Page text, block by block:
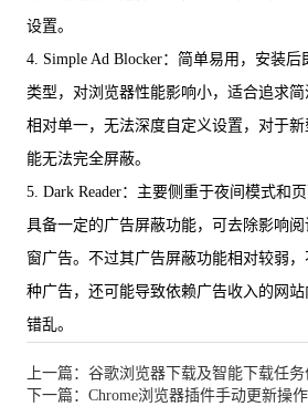
设置。
4. Simple Ad Blocker：简单易用，安装
类型，对浏览器性能影响小，适合追求
相对单一，无法深度自定义设置，对于新
能无法完全屏蔽。
5. Dark Reader：主要侧重于夜间模式和
具备一定的广告屏蔽功能，可去除影响
窗广告。不过其广告屏蔽功能相对较弱
种广告，还可能导致依赖广告收入的网
错乱。
上一篇：谷歌浏览器下载及智能下载任
下一篇：Chrome浏览器插件手动更新操